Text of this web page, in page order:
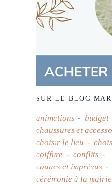
SUR LE BLOG
animations budget
chaussures et
choisir le lieu
coiffure
conflits
couacs et imprévus
cérémonie à la mairie